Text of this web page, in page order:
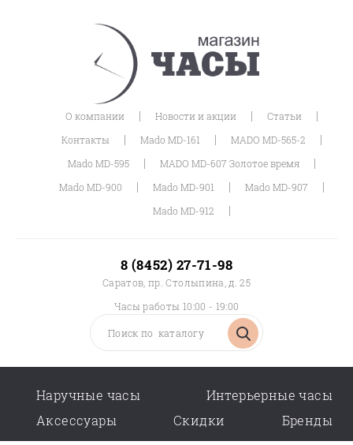
О компании | Новости и акции | Статьи |
Контакты | Mado MD-161 | MADO MD-565-2 |
Mado MD-595 | MADO MD-607 Золотое время |
Mado MD-900 | Mado MD-901 | Mado MD-907 |
Mado MD-912 |
8 (8452) 27-71-98
Саратов, пр. Столыпина, д. 25
Часы работы 10:00 - 19:00
Наручные часы
Интерьерные часы
Аксессуары
Скидки Бренды